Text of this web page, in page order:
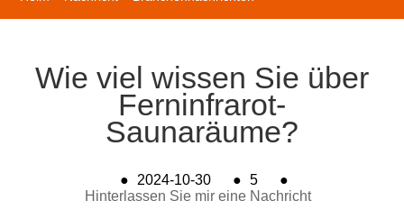
Wie viel wissen Sie über
Ferninfrarot-
Saunaräume?
● 2024-10-30 ● 5
●
Hinterlassen Sie mir eine Nachricht